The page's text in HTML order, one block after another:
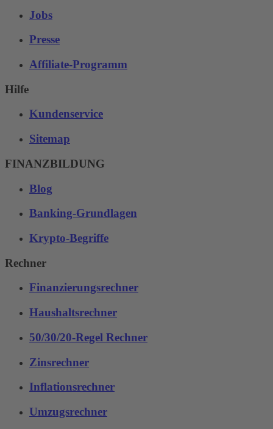
Jobs
Presse
Affiliate-Programm
Hilfe
Kundenservice
Sitemap
FINANZBILDUNG
Blog
Banking-Grundlagen
Krypto-Begriffe
Rechner
Finanzierungsrechner
Haushaltsrechner
50/30/20-Regel Rechner
Zinsrechner
Inflationsrechner
Umzugsrechner